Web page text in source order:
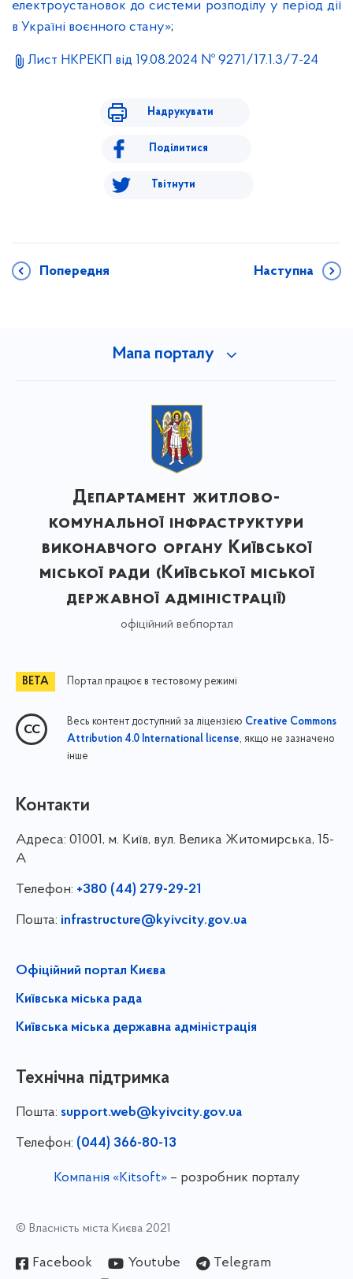
електроустановок до системи розподілу у період дії
в Україні воєнного стану»;
Лист НКРЕКП від 19.08.2024 № 9271/17.1.3/7-24
Надрукувати
Поділитися
Твітнути
Попередня Наступна
Мапа порталу
Департамент житлово-
комунальної інфраструктури
виконавчого органу Київської
міської ради (Київської міської
державної адміністрації)
офіційний вебпортал
Портал працює в тестовому режимі
Весь контент доступний за ліцензією Creative Commons
Attribution 4.0 International license, якщо не зазначено
інше
Контакти
Адреса: 01001, м. Київ, вул. Велика Житомирська, 15-
А
Телефон: +380 (44) 279-29-21
Пошта: infrastructure@kyivcity.gov.ua
Офіційний портал Києва
Київська міська рада
Київська міська державна адміністрація
Технічна підтримка
Пошта: support.web@kyivcity.gov.ua
Телефон: (044) 366-80-13
Компанія «Kitsoft»– розробник порталу
© Власність міста Києва 2021
Facebook Youtube
Telegram